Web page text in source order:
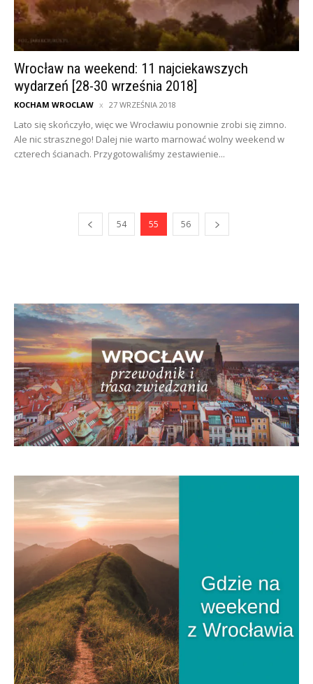
Wrocław na weekend: 11 najciekawszych
wydarzeń [28-30 września 2018]
KOCHAM WROCLAW 27 WRZEŚNIA 2018
Lato się skończyło, więc we Wrocławiu ponownie zrobi się zimno.
Ale nic strasznego! Dalej nie warto marnować wolny weekend w
czterech ścianach. Przygotowaliśmy zestawienie...
54 55 56